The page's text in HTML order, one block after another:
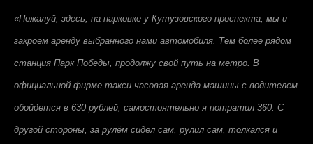
«Пожалуй, здесь, на парковке у Кутузовского проспекта, мы и
закроем аренду выбранного нами автомобиля. Тем более рядом
станция Парк Победы, продолжу свой путь на метро. В
официальной фирме такси часовая аренда машины с водителем
обойдется в 630 рублей, самостоятельно я потратил 360. С
другой стороны, за рулём сидел сам, рулил сам, толкался и